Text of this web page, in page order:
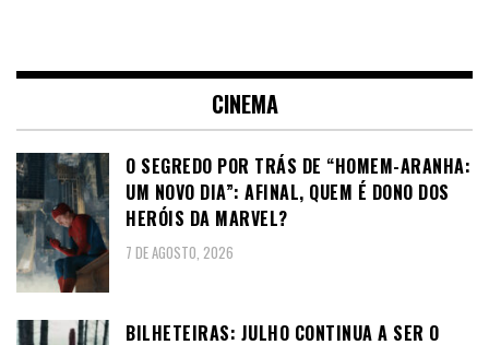
CINEMA
O SEGREDO POR TRÁS DE “HOMEM-ARANHA:
UM NOVO DIA”: AFINAL, QUEM É DONO DOS
HERÓIS DA MARVEL?
7 DE AGOSTO, 2026
BILHETEIRAS: JULHO CONTINUA A SER O